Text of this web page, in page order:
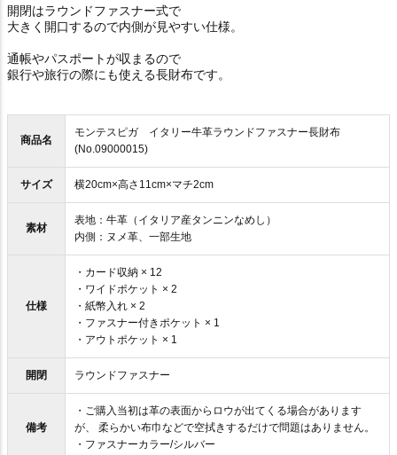
開閉はラウンドファスナー式で
大きく開口するので内側が見やすい仕様。
通帳やパスポートが収まるので
銀行や旅行の際にも使える長財布です。
商品名
モンテスピガ イタリー牛革ラウンドファスナー長財布
(No.09000015)
サイズ 横20cm×高さ11cm×マチ2cm
素材
表地：牛革（イタリア産タンニンなめし）
内側：ヌメ革、一部生地
仕様
・カード収納 × 12
・ワイドポケット × 2
・紙幣入れ × 2
・ファスナー付きポケット × 1
・アウトポケット × 1
開閉 ラウンドファスナー
備考
・ご購入当初は革の表面からロウが出てくる場合があります
が、 柔らかい布巾などで空拭きするだけで問題はありません。
・ファスナーカラー/シルバー